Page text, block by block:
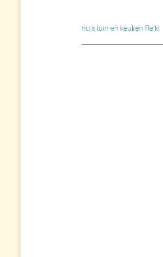
huis tuin en keuken Reiki